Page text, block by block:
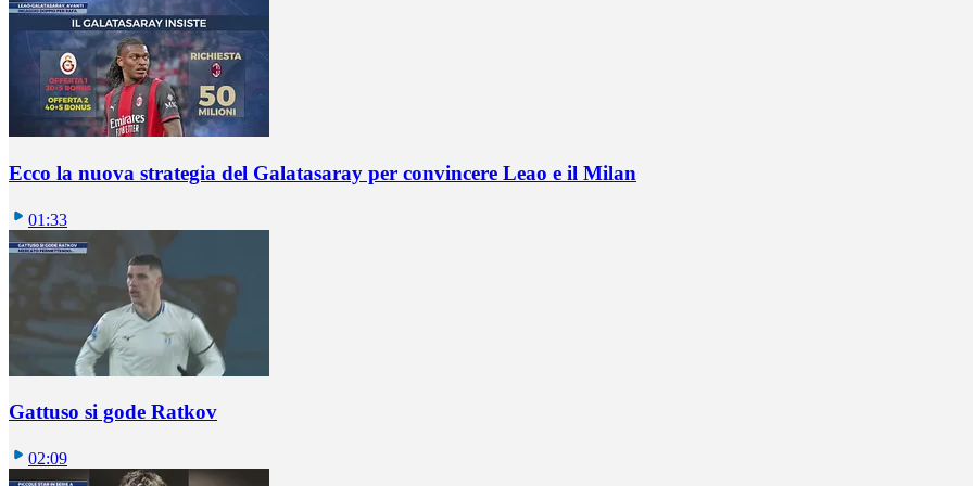
Ecco la nuova strategia del Galatasaray per convincere Leao e il Milan
01:33
Gattuso si gode Ratkov
02:09